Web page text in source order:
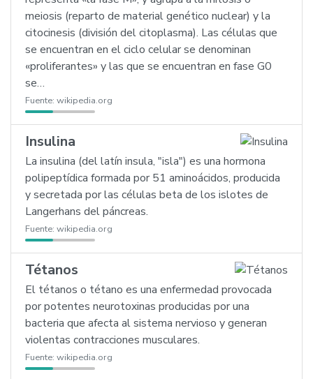
meiosis (reparto de material genético nuclear) y la
citocinesis (división del citoplasma). Las células que
se encuentran en el ciclo celular se denominan
«proliferantes» y las que se encuentran en fase G0
se…
Fuente: wikipedia.org
Insulina
La insulina (del latín insula, "isla") es una hormona
polipeptídica formada por 51 aminoácidos, producida
y secretada por las células beta de los islotes de
Langerhans del páncreas.
Fuente: wikipedia.org
Tétanos
El tétanos o tétano es una enfermedad provocada
por potentes neurotoxinas producidas por una
bacteria que afecta al sistema nervioso y generan
violentas contracciones musculares.
Fuente: wikipedia.org